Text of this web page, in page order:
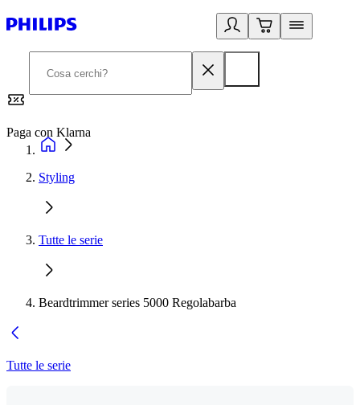
Paga con Klarna
Styling
Tutte le serie
Beardtrimmer series 5000 Regolabarba
Tutte le serie